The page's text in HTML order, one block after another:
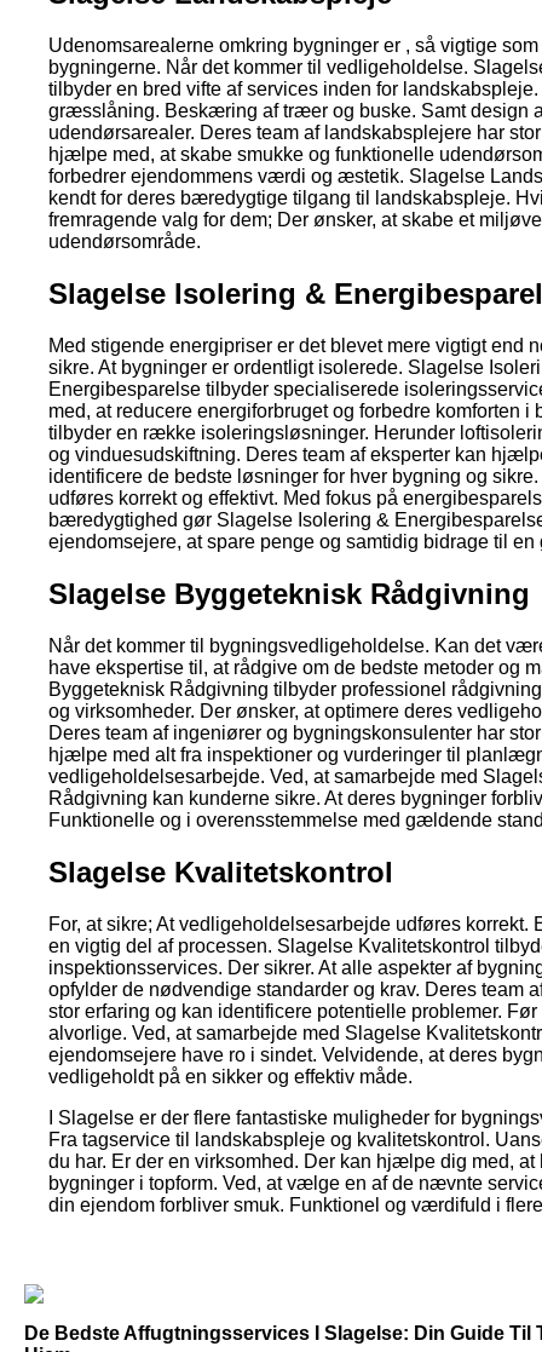
Udenomsarealerne omkring bygninger er , så vigtige
bygningerne. Når det kommer til vedligeholdelse.
tilbyder en bred vifte af services inden for
græsslåning. Beskæring af træer og buske. Samt design
udendørsarealer. Deres team af landskabsplejere har
hjælpe med, at skabe smukke og funktionelle
forbedrer ejendommens værdi og æstetik. Slagelse
kendt for deres bæredygtige tilgang til landskabspleje.
fremragende valg for dem; Der ønsker, at skabe et
udendørsområde.
Slagelse Isolering &
Med stigende energipriser er det blevet mere vigtigt end
sikre. At bygninger er ordentligt isolerede. Slagelse
Energibesparelse tilbyder specialiserede
med, at reducere energiforbruget og forbedre komforten i
tilbyder en række isoleringsløsninger. Herunder
og vinduesudskiftning. Deres team af eksperter kan
identificere de bedste løsninger for hver bygning og
udføres korrekt og effektivt. Med fokus på
bæredygtighed gør Slagelse Isolering &
ejendomsejere, at spare penge og samtidig bidrage til en
Slagelse Byggeteknisk Rådgivning
Når det kommer til bygningsvedligeholdelse. Kan det
have ekspertise til, at rådgive om de bedste metoder og
Byggeteknisk Rådgivning tilbyder professionel
og virksomheder. Der ønsker, at optimere deres
Deres team af ingeniører og bygningskonsulenter har
hjælpe med alt fra inspektioner og vurderinger til
vedligeholdelsesarbejde. Ved, at samarbejde med
Rådgivning kan kunderne sikre. At deres bygninger
Funktionelle og i overensstemmelse med gældende
Slagelse Kvalitetskontrol
For, at sikre; At vedligeholdelsesarbejde udføres korrekt.
en vigtig del af processen. Slagelse Kvalitetskontrol
inspektionsservices. Der sikrer. At alle aspekter af
opfylder de nødvendige standarder og krav. Deres team
stor erfaring og kan identificere potentielle problemer.
alvorlige. Ved, at samarbejde med Slagelse
ejendomsejere have ro i sindet. Velvidende, at deres
vedligeholdt på en sikker og effektiv måde.
I Slagelse er der flere fantastiske muligheder for
Fra tagservice til landskabspleje og kvalitetskontrol.
du har. Er der en virksomhed. Der kan hjælpe dig med, at
bygninger i topform. Ved, at vælge en af de nævnte
din ejendom forbliver smuk. Funktionel og værdifuld i
De Bedste Affugtningsservices I Slagelse: Din Guide Til